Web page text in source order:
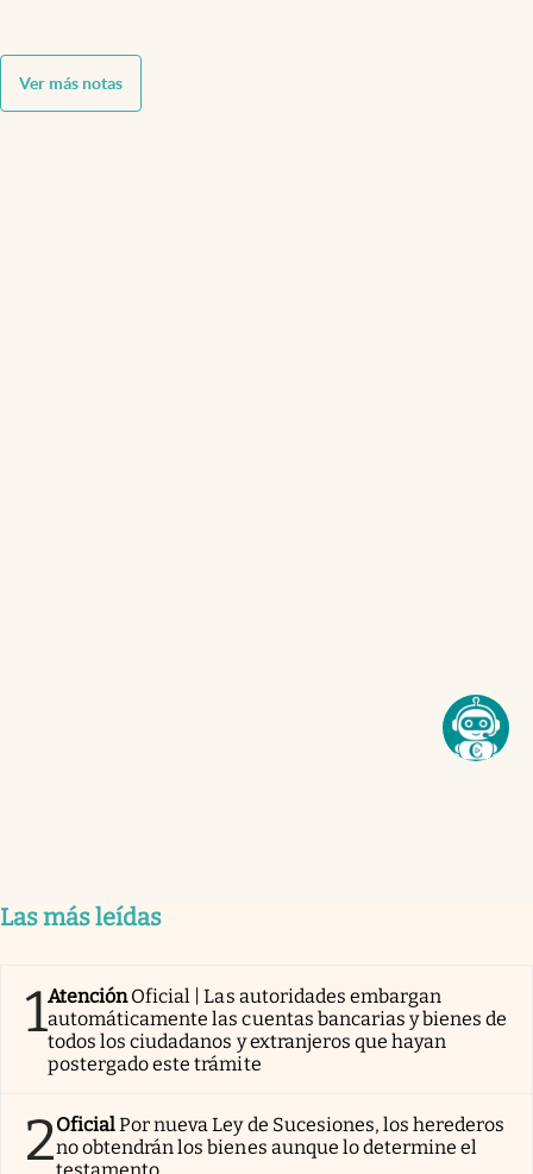
Ver más notas
Las más leídas
1AtenciónOficial | Las autoridades embargan
automáticamente las cuentas bancarias y bienes de
todos los ciudadanos y extranjeros que hayan
postergado este trámite
2OficialPor nueva Ley de Sucesiones, los herederos
no obtendrán los bienes aunque lo determine el